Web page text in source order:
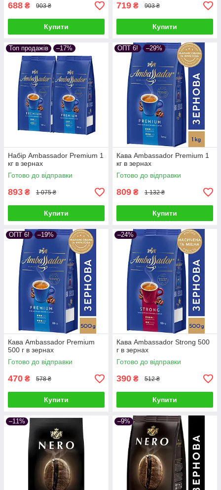
688 ₴ 903 ₴
Купити
719 ₴ 903 ₴
Купити
Топ продажів –17%
Набір Ambassador Premium 1
кг в зернах
Готово до відправки
893 ₴ 1 075 ₴
Купити
ОПТ 6! –29%
Кава Ambassador Premium 1
кг в зернах
Готово до відправки
809 ₴ 1 132 ₴
Купити
ОПТ 6! –19%
Кава Ambassador Premium
500 г в зернах
Готово до відправки
470 ₴ 578 ₴
Купити
–24%
Кава Ambassador Strong 500
г в зернах
Готово до відправки
390 ₴ 512 ₴
Купити
–11% –9%